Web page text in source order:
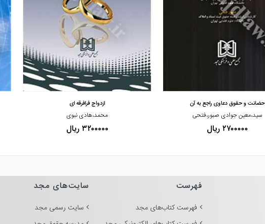
مشاهده و خرید
حضانت و حقوق دعاوی راجع به آن
سید،معین جوادی صبور،فتحی
۲۷۰۰۰۰۰ ریال
ازدواج فرافرقه ای
محمد،هادی نبوی
۳۲۰۰۰۰۰ ریال
فهرست
فهرست کتاب‌های مجد
سایت‌های مجد
سایت رسمی مجد